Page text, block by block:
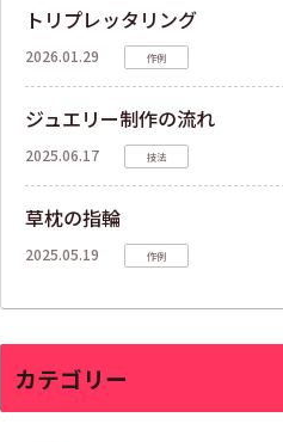
トリプレッタリング
2026.01.29 作例
ジュエリー制作の流れ
2025.06.17 技法
草枕の指輪
2025.05.19 作例
カテゴリー